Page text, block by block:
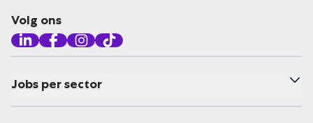
Volg ons
Jobs per sector